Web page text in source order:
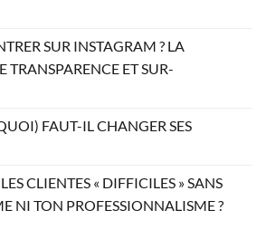
SUR INSTAGRAM ? LA
TRANSPARENCE ET SUR-
FAUT-IL CHANGER SES
CLIENTES « DIFFICILES » SANS
NI TON PROFESSIONNALISME ?